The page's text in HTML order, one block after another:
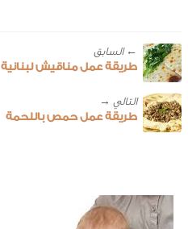
← ‎السابق
طريقة عمل مناقيش لبنانية
طريقة عمل حمص باللحمة